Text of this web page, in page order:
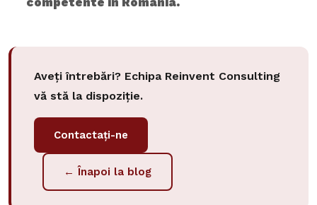
Aveți întrebări? Echipa Reinvent Consulting
vă stă la dispoziție.
Contactați-ne
← Înapoi la blog